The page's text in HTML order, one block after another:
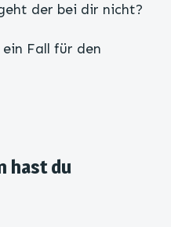
der bei dir nicht?
Fall für den
hast du